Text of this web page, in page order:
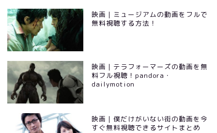
映画｜ミュージアムの動画をフルで
無料視聴する方法！
映画｜テラフォーマーズの動画を無
料フル視聴！pandora・
dailymotion
映画｜僕だけがいない街の動画を今
すぐ無料視聴できるサイトまとめ